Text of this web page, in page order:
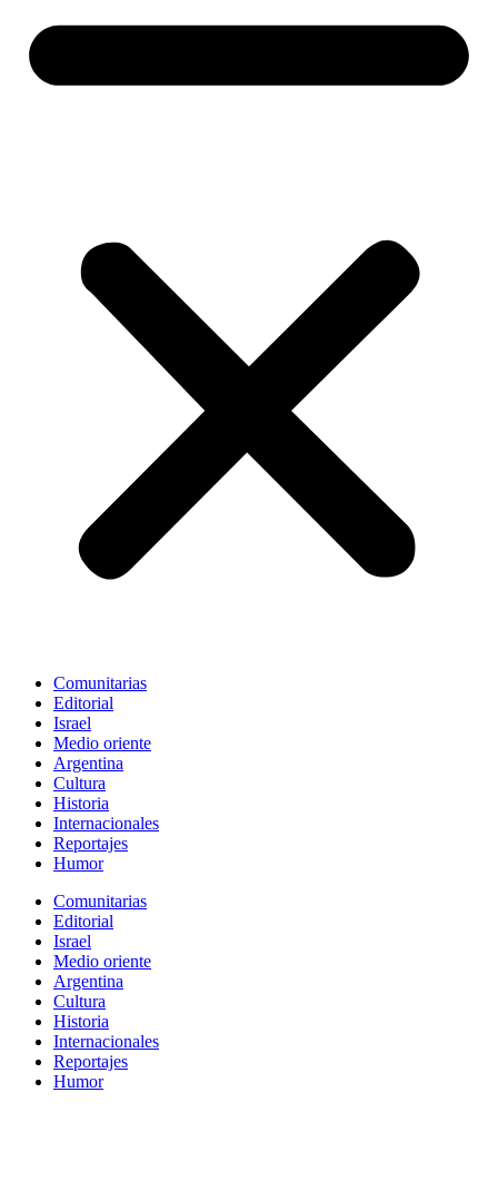
Comunitarias
Editorial
Israel
Medio oriente
Argentina
Cultura
Historia
Internacionales
Reportajes
Humor
Comunitarias
Editorial
Israel
Medio oriente
Argentina
Cultura
Historia
Internacionales
Reportajes
Humor